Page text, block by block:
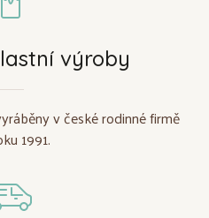
výroby
v české rodinné firmě
1991.